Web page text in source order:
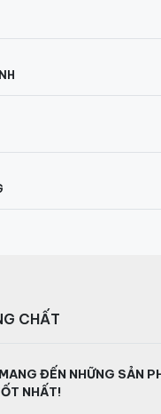
CHẤT
ĐẾN NHỮNG SẢN
NHẤT!